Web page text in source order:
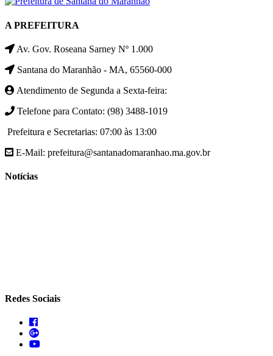
A PREFEITURA
Av. Gov. Roseana Sarney Nº 1.000
Santana do Maranhão - MA, 65560-000
Atendimento de Segunda a Sexta-feira:
Telefone para Contato: (98) 3488-1019
Prefeitura e Secretarias: 07:00 às 13:00
E-Mail: prefeitura@santanadomaranhao.ma.gov.br
Notícias
Redes Sociais